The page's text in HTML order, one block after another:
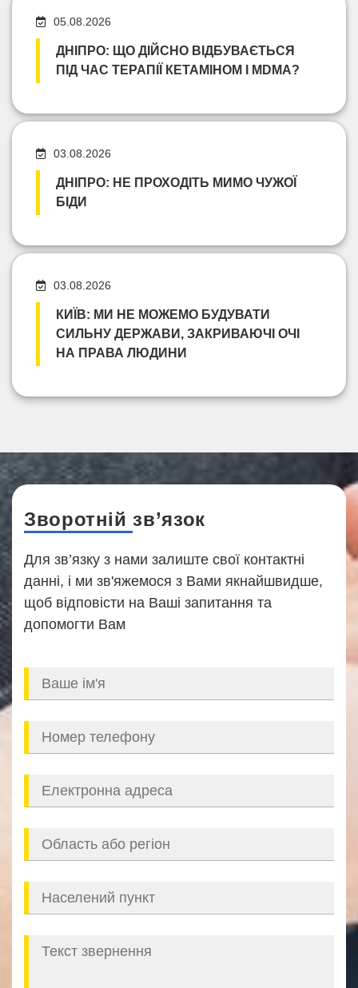
05.08.2026
ДНІПРО: ЩО ДІЙСНО ВІДБУВАЄТЬСЯ
ПІД ЧАС ТЕРАПІЇ КЕТАМІНОМ І MDMA?
03.08.2026
ДНІПРО: НЕ ПРОХОДІТЬ МИМО ЧУЖОЇ
БІДИ
03.08.2026
КИЇВ: МИ НЕ МОЖЕМО БУДУВАТИ
СИЛЬНУ ДЕРЖАВИ, ЗАКРИВАЮЧІ ОЧІ
НА ПРАВА ЛЮДИНИ
Зворотній зв’язок
Для зв’язку з нами залиште свої контактні
данні, і ми зв'яжемося з Вами якнайшвидше,
щоб відповісти на Ваші запитання та
допомогти Вам